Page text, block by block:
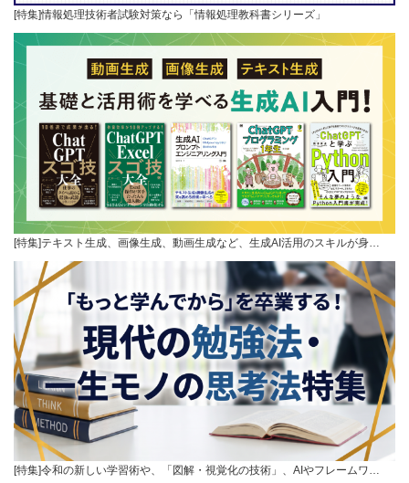
[特集]情報処理技術者試験対策なら「情報処理教科書シリーズ」
[特集]テキスト生成、画像生成、動画生成など、生成AI活用のスキルが身…
[特集]令和の新しい学習術や、「図解・視覚化の技術」、AIやフレームワ…